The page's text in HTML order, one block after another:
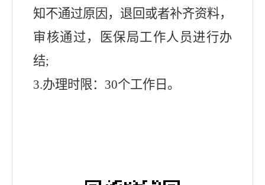
知不通过原因，退回或者补齐资料，
审核通过，医保局工作人员进行办
结;
3.办理时限： 30个工作日。